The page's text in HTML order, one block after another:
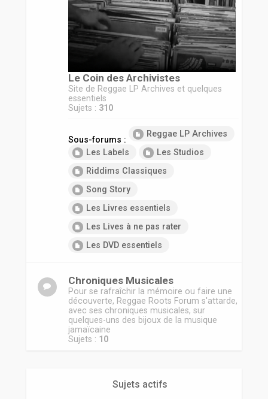
Le Coin des Archivistes
Site de Reggae LP Archives et quelques
essentiels
Sujets : 310
Sous-forums :
Reggae LP Archives
Les Labels
Les Studios
Riddims Classiques
Song Story
Les Livres essentiels
Les Lives à ne pas rater
Les DVD essentiels
Chroniques Musicales
Pour se rafraîchir la mémoire ou faire une
découverte, Reggae Roots Forum s'attarde,
avec ses chroniques musicales, sur
quelques-uns des bijoux de la musique
jamaïcaine
Sujets : 10
Sujets actifs